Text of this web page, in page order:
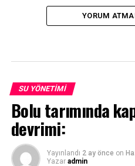
YORUM
SU YÖNETIMI
Bolu tarımında
devrimi:
Yayınlandı 2 ay önce on
Yazar admin